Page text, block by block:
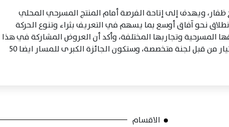
ويهدف إلى إتاحة الفرصة أمام المنتج المسرحي المحلي
نحو آفاق أوسع بما يسهم في التعريف بثراء وتنوع الحركة
وتجاربها المختلفة، وأكد أن العروض المشاركة في هذا
المسار ستخضع أيضًا لآلية فرز واختيار من قبل لجنة متخصصة، وستكون الجائزة الكبرى للمسار ايضا 50
الاقسام